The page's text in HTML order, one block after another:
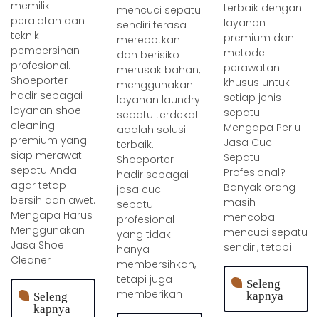
memiliki
peralatan dan
teknik
pembersihan
profesional.
Shoeporter
hadir sebagai
layanan shoe
cleaning
premium yang
siap merawat
sepatu Anda
agar tetap
bersih dan awet.
Mengapa Harus
Menggunakan
Jasa Shoe
Cleaner
Seleng
kapnya
mencuci sepatu
sendiri terasa
merepotkan
dan berisiko
merusak bahan,
menggunakan
layanan laundry
sepatu terdekat
adalah solusi
terbaik.
Shoeporter
hadir sebagai
jasa cuci
sepatu
profesional
yang tidak
hanya
membersihkan,
tetapi juga
memberikan
terbaik dengan
layanan
premium dan
metode
perawatan
khusus untuk
setiap jenis
sepatu.
Mengapa Perlu
Jasa Cuci
Sepatu
Profesional?
Banyak orang
masih
mencoba
mencuci sepatu
sendiri, tetapi
Seleng
kapnya